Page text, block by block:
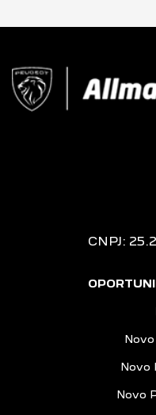
CNPJ:
Novo
Novo